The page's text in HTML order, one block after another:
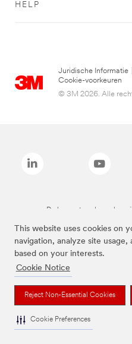
This website uses cookies on
navigation, analyze site
based on your interests.
Cookie Notice
Reject Non-Essential Cookies
Cookie Preferences
HELP
Juridische Informatie
Cookie-voorkeuren
© 3M 2026. Alle
De bovenstaande merken